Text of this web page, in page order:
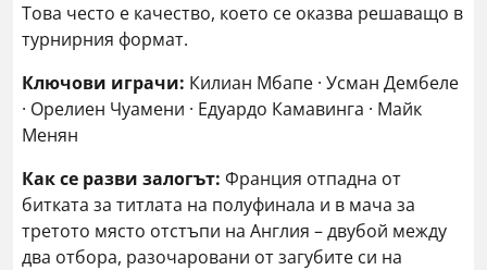
Това често е качество, което се оказва решаващо в
турнирния формат.
Ключови играчи: Килиан Мбапе · Усман Дембеле
· Орелиен Чуамени · Едуардо Камавинга · Майк
Менян
Как се разви залогът: Франция отпадна от
битката за титлата на полуфинала и в мача за
третото място отстъпи на Англия – двубой между
два отбора, разочаровани от загубите си на